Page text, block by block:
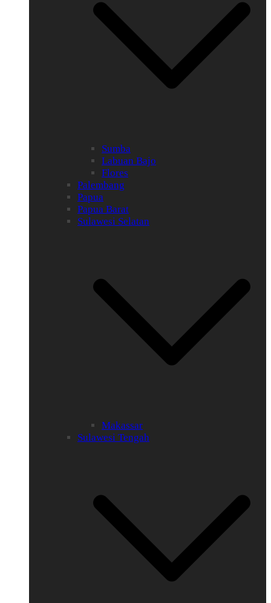
Sumba
Labuan Bajo
Flores
Palembang
Papua
Papua Barat
Sulawesi Selatan
Makassar
Sulawesi Tengah